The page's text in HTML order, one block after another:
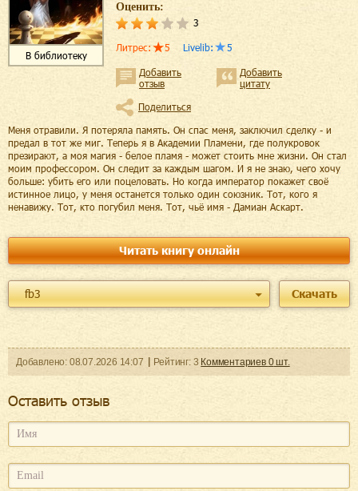
В библиотеку
Оценить:
3
Литрес: 5 Livelib: 5
Добавить
отзыв
Добавить
цитату
Поделиться
Меня отравили. Я потеряла память. Он спас меня, заключил сделку - и
предал в тот же миг. Теперь я в Академии Пламени, где полукровок
презирают, а моя магия - белое пламя - может стоить мне жизни. Он стал
моим профессором. Он следит за каждым шагом. И я не знаю, чего хочу
больше: убить его или поцеловать. Но когда император покажет своё
истинное лицо, у меня останется только один союзник. Тот, кого я
ненавижу. Тот, кто погубил меня. Тот, чьё имя - Дамиан Аскарт.
Читать книгу онлайн
fb3 Скачать
Добавленo: 08.07.2026 14:07 Рейтинг: 3 Комментариев 0шт.
Оcтавить отзыв